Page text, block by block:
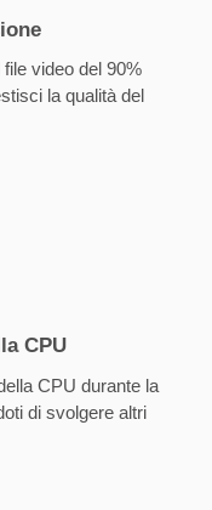
video del 90%
la qualità del
CPU
CPU durante la
di svolgere altri